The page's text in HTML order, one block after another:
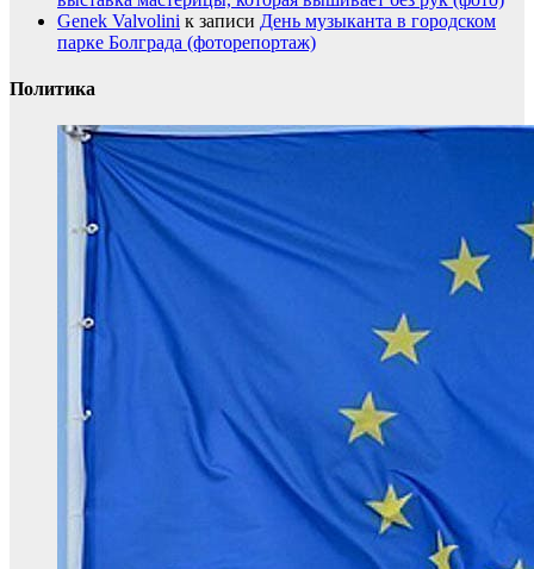
Genek Valvolini к записи День музыканта в городском
парке Болграда (фоторепортаж)
Политика